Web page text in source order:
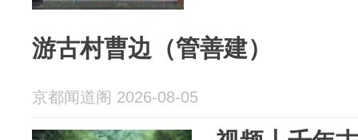
游古村曹边（管善建）
京都闻道阁 2026-08-05